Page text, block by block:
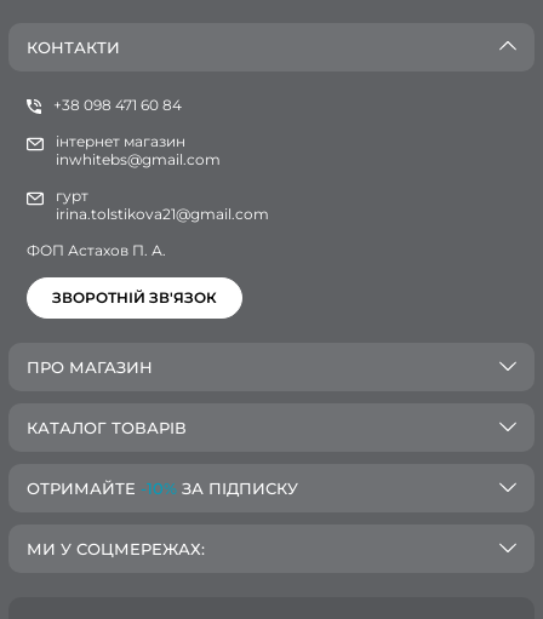
КОНТАКТИ
+38 098 471 60 84
інтернет магазин
inwhitebs@gmail.com
гурт
irina.tolstikova21@gmail.com
ФОП Астахов П. А.
ЗВОРОТНІЙ ЗВ'ЯЗОК
ПРО МАГАЗИН
КАТАЛОГ ТОВАРІВ
ОТРИМАЙТЕ -10% ЗА ПІДПИСКУ
МИ У СОЦМЕРЕЖАХ: